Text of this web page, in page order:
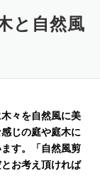
営業エリア
と自然風
々を自然風に美
じの庭や庭木に
す。「自然風剪
お考え頂ければ